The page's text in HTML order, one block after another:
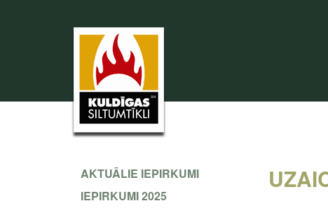
AKTUĀLIE IEPIRKUMI
IEPIRKUMI 2025